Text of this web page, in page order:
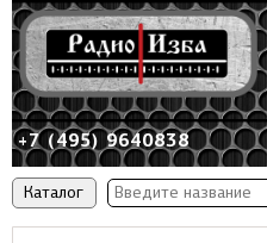
Каталог
+7 (495) 9640838